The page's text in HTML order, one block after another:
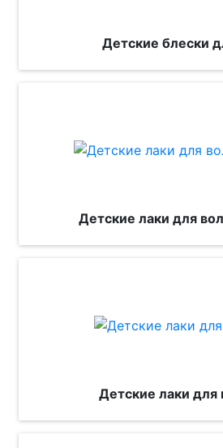
Детские блески
Детские лаки для
Детские лаки для